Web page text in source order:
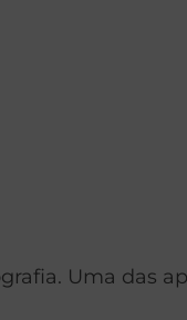
Uma das